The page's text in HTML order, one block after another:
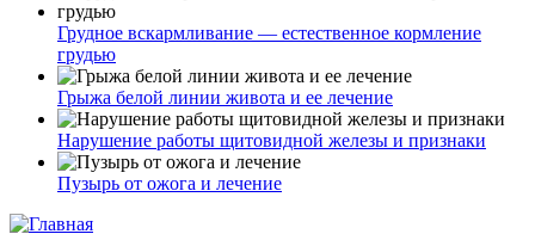
Грудное вскармливание — естественное кормление
грудью
Грыжа белой линии живота и ее лечение
Нарушение работы щитовидной железы и признаки
Пузырь от ожога и лечение